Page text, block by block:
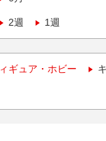
2週 1週
ギュア・ホビー